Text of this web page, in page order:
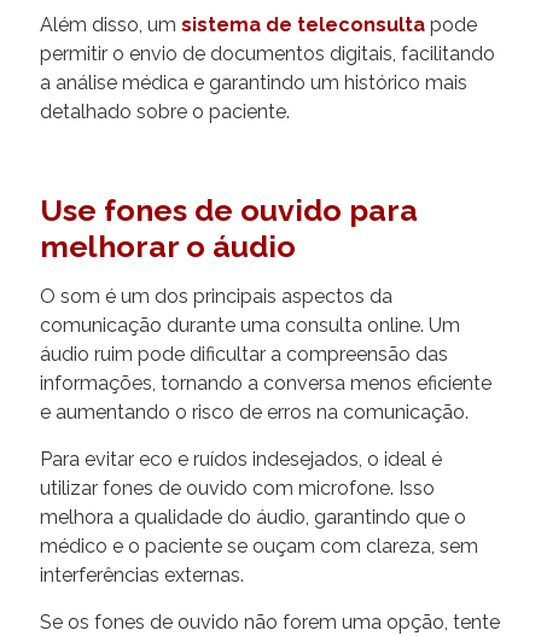
Além disso, um sistema de teleconsulta pode
permitir o envio de documentos digitais, facilitando
a análise médica e garantindo um histórico mais
detalhado sobre o paciente.
Use fones de ouvido para
melhorar o áudio
O som é um dos principais aspectos da
comunicação durante uma consulta online. Um
áudio ruim pode dificultar a compreensão das
informações, tornando a conversa menos eficiente
e aumentando o risco de erros na comunicação.
Para evitar eco e ruídos indesejados, o ideal é
utilizar fones de ouvido com microfone. Isso
melhora a qualidade do áudio, garantindo que o
médico e o paciente se ouçam com clareza, sem
interferências externas.
Se os fones de ouvido não forem uma opção, tente